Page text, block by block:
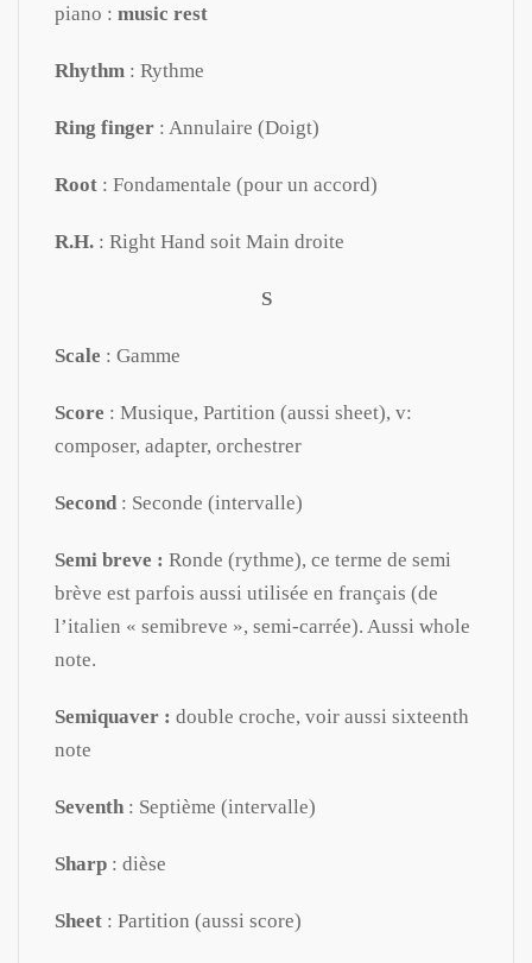
piano : music rest
Rhythm : Rythme
Ring finger : Annulaire (Doigt)
Root : Fondamentale (pour un accord)
R.H. : Right Hand soit Main droite
S
Scale : Gamme
Score : Musique, Partition (aussi sheet), v:
composer, adapter, orchestrer
Second : Seconde (intervalle)
Semi breve : Ronde (rythme), ce terme de semi
brève est parfois aussi utilisée en français (de
l’italien « semibreve », semi-carrée). Aussi whole
note.
Semiquaver : double croche, voir aussi sixteenth
note
Seventh : Septième (intervalle)
Sharp : dièse
Sheet : Partition (aussi score)